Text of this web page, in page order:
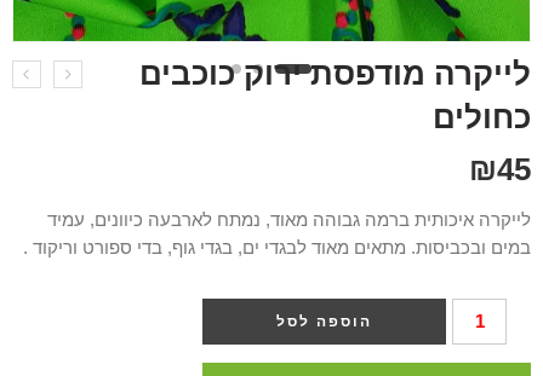
לייקרה מודפסת ירוק כוכבים
כחולים
₪45
לייקרה איכותית ברמה גבוהה מאוד, נמתח לארבעה כיוונים, עמיד
במים ובכביסות. מתאים מאוד לבגדי ים, בגדי גוף, בדי ספורט וריקוד .
הוספה לסל